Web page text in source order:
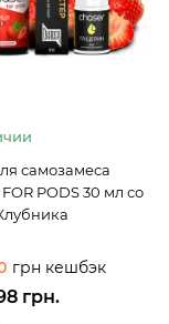
самозамеса
FOR PODS 30 мл со
грн кешбэк
грн.